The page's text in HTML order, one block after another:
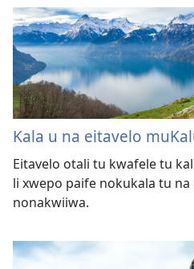
Kala u na eitavelo
Eitavelo otali tu kwafele tu
li xwepo paife nokukala tu na
nonakwiiwa.